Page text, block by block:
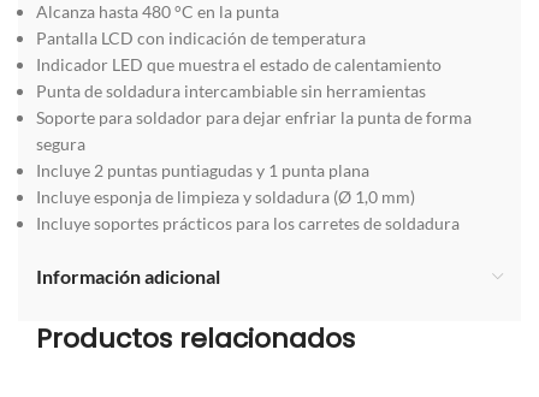
Alcanza hasta 480 °C en la punta
Pantalla LCD con indicación de temperatura
Indicador LED que muestra el estado de calentamiento
Punta de soldadura intercambiable sin herramientas
Soporte para soldador para dejar enfriar la punta de forma
segura
Incluye 2 puntas puntiagudas y 1 punta plana
Incluye esponja de limpieza y soldadura (Ø 1,0 mm)
Incluye soportes prácticos para los carretes de soldadura
Información adicional
Productos relacionados